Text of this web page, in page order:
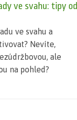
ve svahu: tipy od
ve svahu a
Nevíte,
ale
na pohled?